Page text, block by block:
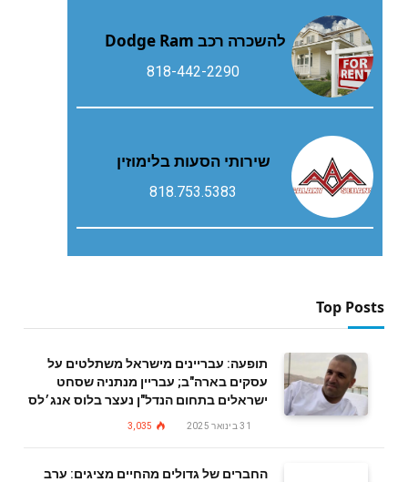
להשכרה רכב Dodge Ram
818-442-2290
שירותי הסעות בלימוזין
818.753.5383
Top Posts
תופעה: עבריינים מישראל משתלטים על
עסקים בארה"ב; עבריין מנתניה שסחט
ישראלים בתחום הנדל"ן נעצר בלוס אנג׳לס
31 בינואר 2025 3,035
החברים של גדולים מהחיים מציגים: ערב